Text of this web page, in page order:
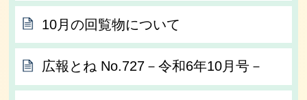
10月の回覧物について
広報とね No.727－令和6年10月号－